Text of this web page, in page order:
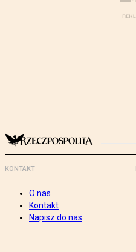
KONTAKT
O nas
Kontakt
Napisz do nas